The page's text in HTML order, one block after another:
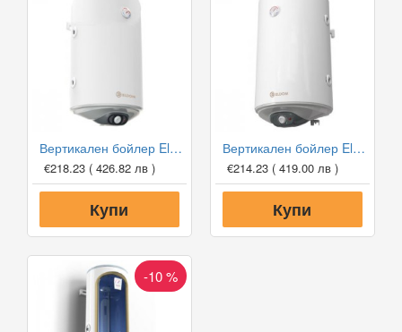
Вертикален бойлер Eldom WV08046TLG 80л с лява серпентина
€218.23 ( 426.82 лв )
Купи
Вертикален бойлер Eldom WV08046TRG 80л с дясна серпентина
€214.23 ( 419.00 лв )
Купи
-10 %